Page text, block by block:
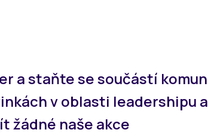
a staňte se součástí
v oblasti leadershipu a
žádné naše akce